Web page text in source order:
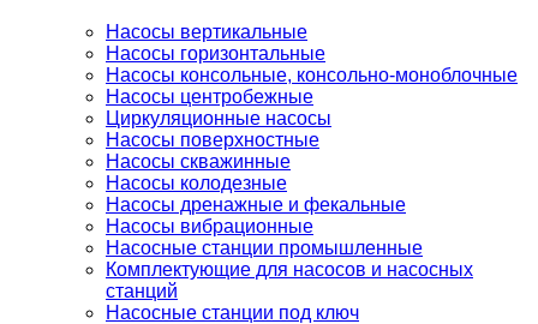
Насосы вертикальные
Насосы горизонтальные
Насосы консольные, консольно-моноблочные
Насосы центробежные
Циркуляционные насосы
Насосы поверхностные
Насосы скважинные
Насосы колодезные
Насосы дренажные и фекальные
Насосы вибрационные
Насосные станции промышленные
Комплектующие для насосов и насосных
станций
Насосные станции под ключ